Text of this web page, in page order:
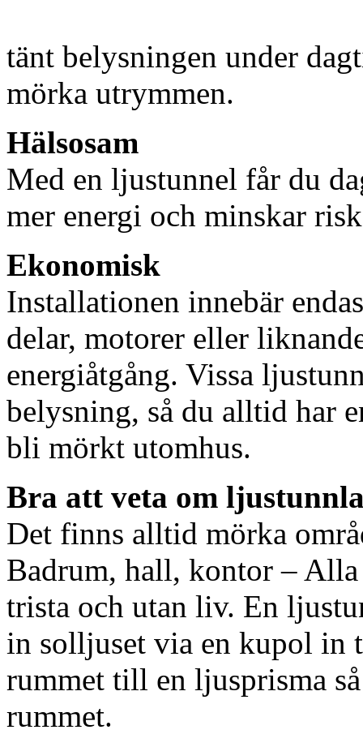
tänt belysningen under
mörka utrymmen.
Hälsosam
Med en ljustunnel får du
mer energi och minskar
Ekonomisk
Installationen innebär
delar, motorer eller
energiåtgång. Vissa
belysning, så du alltid har
bli mörkt utomhus.
Bra att veta om
Det finns alltid mörka
Badrum, hall, kontor – Alla
trista och utan liv. En
in solljuset via en kupol in
rummet till en ljusprisma
rummet.